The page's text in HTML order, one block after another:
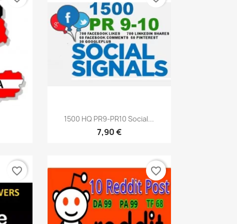
Vista rápida
1500 HQ PR9-PR10 Social...
7,90 €
favorite_border favorite_border